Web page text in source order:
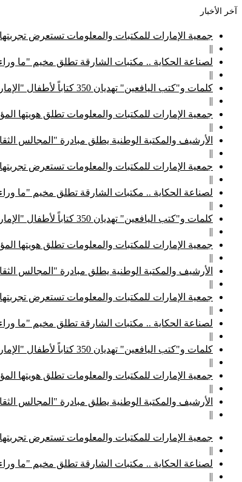
آخر الأخبار
جمعية الإمارات للمكتبات والمعلومات تستعرض
||
لصناعة الحكاية .. مكتبات الشارقة تطلق مخيم "ما
||
كلمات و"كتب اليافعين" تهديان 350 كتاباً لأطفال "الإمارات الإنسانية"
||
جمعية الإمارات للمكتبات والمعلومات تطلق هويتها
||
الأرشيف والمكتبة الوطنية يطلق مبادرة "المجالس
||
جمعية الإمارات للمكتبات والمعلومات تستعرض
||
لصناعة الحكاية .. مكتبات الشارقة تطلق مخيم "ما
||
كلمات و"كتب اليافعين" تهديان 350 كتاباً لأطفال "الإمارات الإنسانية"
||
جمعية الإمارات للمكتبات والمعلومات تطلق هويتها
||
الأرشيف والمكتبة الوطنية يطلق مبادرة "المجالس
||
جمعية الإمارات للمكتبات والمعلومات تستعرض
||
لصناعة الحكاية .. مكتبات الشارقة تطلق مخيم "ما
||
كلمات و"كتب اليافعين" تهديان 350 كتاباً لأطفال "الإمارات الإنسانية"
||
جمعية الإمارات للمكتبات والمعلومات تطلق هويتها
||
الأرشيف والمكتبة الوطنية يطلق مبادرة "المجالس
||
جمعية الإمارات للمكتبات والمعلومات تستعرض
||
لصناعة الحكاية .. مكتبات الشارقة تطلق مخيم "ما
||